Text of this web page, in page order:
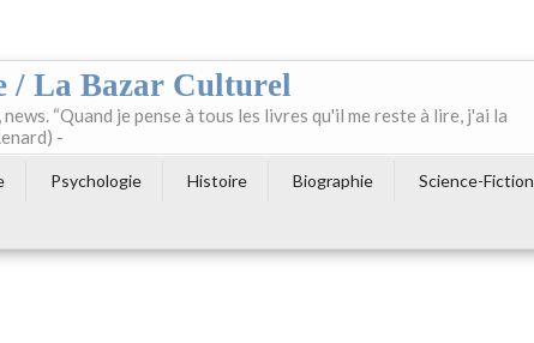
/ La Bazar Culturel
“Quand je pense à tous les livres qu'il me reste à lire, j'ai la
-
Psychologie Histoire Biographie Science-Fiction